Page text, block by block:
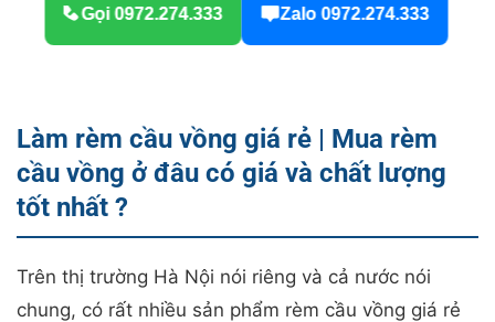
Gọi 0972.274.333 Zalo 0972.274.333
Làm rèm cầu vồng giá rẻ | Mua rèm
cầu vồng ở đâu có giá và chất lượng
tốt nhất ?
Trên thị trường Hà Nội nói riêng và cả nước nói
chung, có rất nhiều sản phẩm rèm cầu vồng giá rẻ